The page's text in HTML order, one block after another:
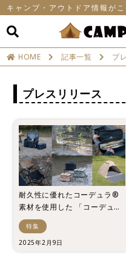
キャンプ・アウトドア情報が
HOME 記事一覧 プ
プレスリリース
耐久性に優れたコーデュラ®
素材を使用した 「コーデュラ
®ギアバッグ」4 種が Alpen
Outdoors から登場! UPF50
+に進化した「ポップアップシ
特集
2025年2月9日